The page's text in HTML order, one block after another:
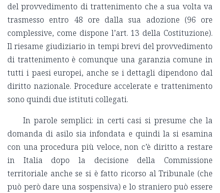
del provvedimento di trattenimento che a sua volta va
trasmesso entro 48 ore dalla sua adozione (96 ore
complessive, come dispone l’art. 13 della Costituzione).
Il riesame giudiziario in tempi brevi del provvedimento
di trattenimento è comunque una garanzia comune in
tutti i paesi europei, anche se i dettagli dipendono dal
diritto nazionale. Procedure accelerate e trattenimento
sono quindi due istituti collegati.
In parole semplici: in certi casi si presume che la
domanda di asilo sia infondata e quindi la si esamina
con una procedura più veloce, non c’è diritto a restare
in Italia dopo la decisione della Commissione
territoriale anche se si è fatto ricorso al Tribunale (che
può però dare una sospensiva) e lo straniero può essere